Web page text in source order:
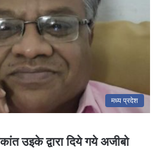
मध्य प्रदेश
उइके द्वारा दिये गये अजीबो